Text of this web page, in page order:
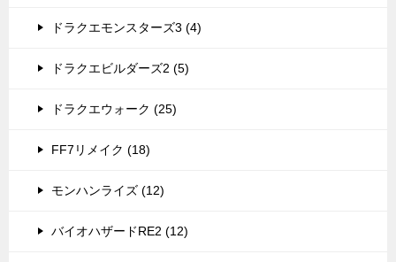
ドラクエモンスターズ3 (4)
ドラクエビルダーズ2 (5)
ドラクエウォーク (25)
FF7リメイク (18)
モンハンライズ (12)
バイオハザードRE2 (12)